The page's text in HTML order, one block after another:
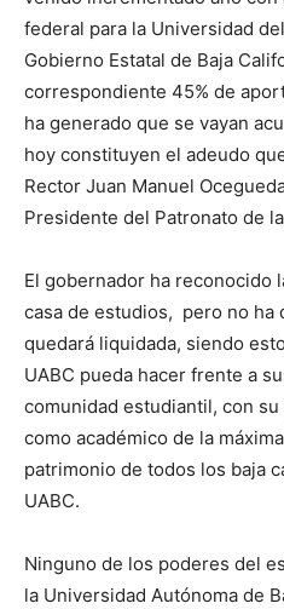
federal para la Universidad
Gobierno Estatal de Baja
correspondiente 45% de
ha generado que se vayan
hoy constituyen el adeudo
Rector Juan Manuel
Presidente del Patronato de
El gobernador ha reconocido
casa de estudios, pero no ha
quedará liquidada, siendo
UABC pueda hacer frente a
comunidad estudiantil, con
como académico de la
patrimonio de todos los baja
UABC.
Ninguno de los poderes del
la Universidad Autónoma de